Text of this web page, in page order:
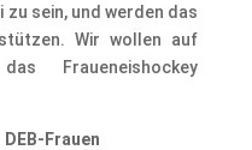
sein, und werden das
Wir wollen auf
Fraueneishockey
Frauen